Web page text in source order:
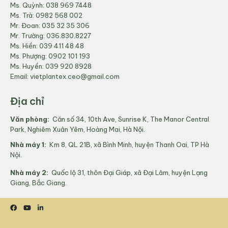
tinh thần.
Chăm sóc tóc:Thêm vài giọt tinh dầu màng tang vào dầu
gội hoặc dầu xả để giảm gàu và thúc đẩy sự phát triển của
tóc.
Lưu ý: Hãy nhớ pha loãngtinh dầu màng tang
khi sử dụng trên da. Đặc biệt, không sử dụng cho trẻ em dưới 3
4. Ứng Dụng
Tinh dầu màng tang của VietPlantEx có nhiều ứng dụng trong đời
sống hàng ngày:
như sữa rửa mặt, sữa tắm để làm sạch và cải thiện sức khỏe
làn da.
cải thiện tâm trạng.
Ms. Quỳnh: 038 969 7448
Ms. Trà: 0982 568 002
Mr. Đoan: 035 32 35 306
Mr. Trường: 036.830.8227
Ms. Hiền: 039 411 48 48
Ms. Phượng: 0902 101 193
Ms. Huyền: 039 920 8928
Email: vietplantex.ceo@gmail.com
Địa chỉ
Văn phòng: Căn số 34, 10th Ave, Sunrise K, The Manor Central
Park, Nghiêm Xuân Yêm, Hoàng Mai, Hà Nội.
Nhà máy 1: Km 8, QL 21B, xã Bình Minh, huyện Thanh Oai, TP Hà
Nội.
Nhà máy 2: Quốc lộ 31, thôn Đại Giáp, xã Đại Lâm, huyện Lạng
Giang, Bắc Giang.